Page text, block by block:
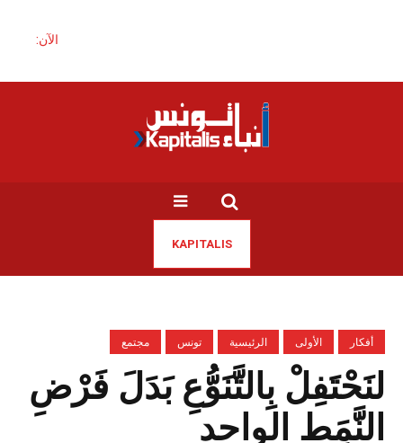
الآن:
KAPITALIS
أفكار الأولى الرئيسية تونس مجتمع
لنَحْتَفِلْ بِالتَّنَوُّعِ بَدَلَ فَرْضِ
النَّمَِط الواحد